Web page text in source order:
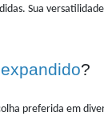
Sua
?
preferida em